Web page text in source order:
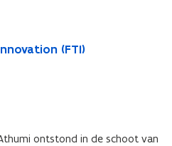
(FTI)
ontstond in de schoot van